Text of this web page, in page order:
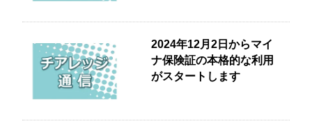
2024年12月2日からマイ
ナ保険証の本格的な利用
がスタートします